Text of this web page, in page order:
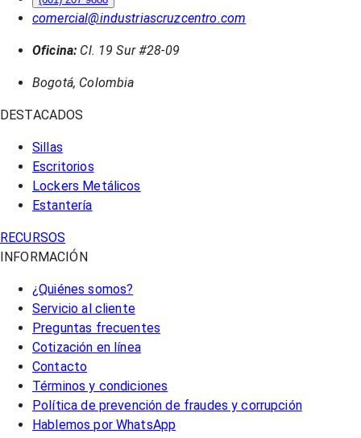
comercial@industriascruzcentro.com
Oficina: Cl. 19 Sur #28-09
Bogotá, Colombia
DESTACADOS
Sillas
Escritorios
Lockers Metálicos
Estantería
RECURSOS
INFORMACIÓN
¿Quiénes somos?
Servicio al cliente
Preguntas frecuentes
Cotización en línea
Contacto
Términos y condiciones
Política de prevención de fraudes y corrupción
Hablemos por WhatsApp